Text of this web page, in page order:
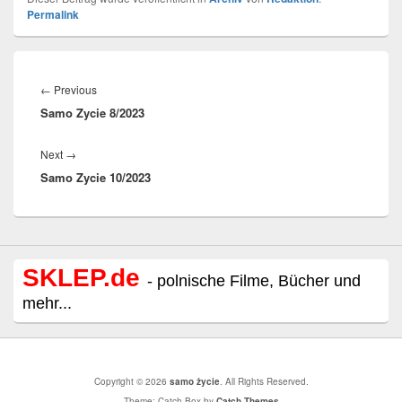
Permalink
← PreviousPrevious
post:
Samo Zycie 8/2023
Next →
post:
Samo Zycie 10/2023
SKLEP.de - polnische Filme, Bücher und
mehr...
Copyright © 2026 samo życie. All Rights Reserved.